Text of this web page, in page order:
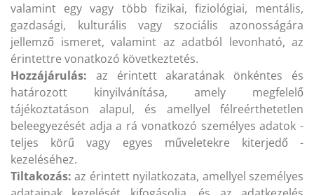
valamint egy vagy több fizikai, fiziológiai, mentális,
gazdasági, kulturális vagy szociális azonosságára
jellemző ismeret, valamint az adatból levonható, az
érintettre vonatkozó következtetés.
Hozzájárulás: az érintett akaratának önkéntes és
határozott kinyilvánítása, amely megfelelő
tájékoztatáson alapul, és amellyel félreérthetetlen
beleegyezését adja a rá vonatkozó személyes adatok -
teljes körű vagy egyes műveletekre kiterjedő -
kezeléséhez.
Tiltakozás: az érintett nyilatkozata, amellyel személyes